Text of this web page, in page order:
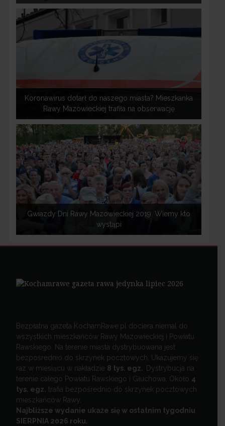
Koronawirus dotarł do naszego miasta? Mieszkanka
Rawy Mazowieckiej trafiła na obserwację
Gwiazdy Dni Rawy Mazowieckiej 2019. Wiemy kto
wystąpi
Bezpłatna gazeta KochamRawe.pl dociera niemal do
wszystkich mieszkańców Rawy Mazowieckiej i Powiatu
Rawskiego. Na terenie miasta dystrybuowana jest
bezpośrednio do skrzynek pocztowych. Ukazujemy się
raz w miesiącu w nakładzie 8 tys. egz.
Dystrybucja na
terenie całego Powiatu Rawskiego i Głuchowa. Około 4
tys. egz. trafia bezpośrednio do skrzynek pocztowych
mieszkańców Rawy.
Najbliższe wydanie ukaże się w ostatnim tygodniu
SIERPNIA 2026 roku.